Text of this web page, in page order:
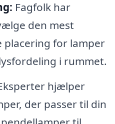
Fagfolk har
den mest
placering for lamper
i rummet.
hjælper
der passer til din